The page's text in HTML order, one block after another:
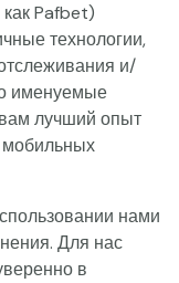
версия.
играть в
Pafbet)
технологии,
и/
именуемые
лучший опыт
мобильных
нами
Для нас
в